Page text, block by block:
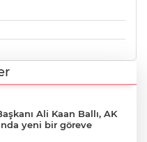
Ali Kaan Ballı, AK
yeni bir göreve